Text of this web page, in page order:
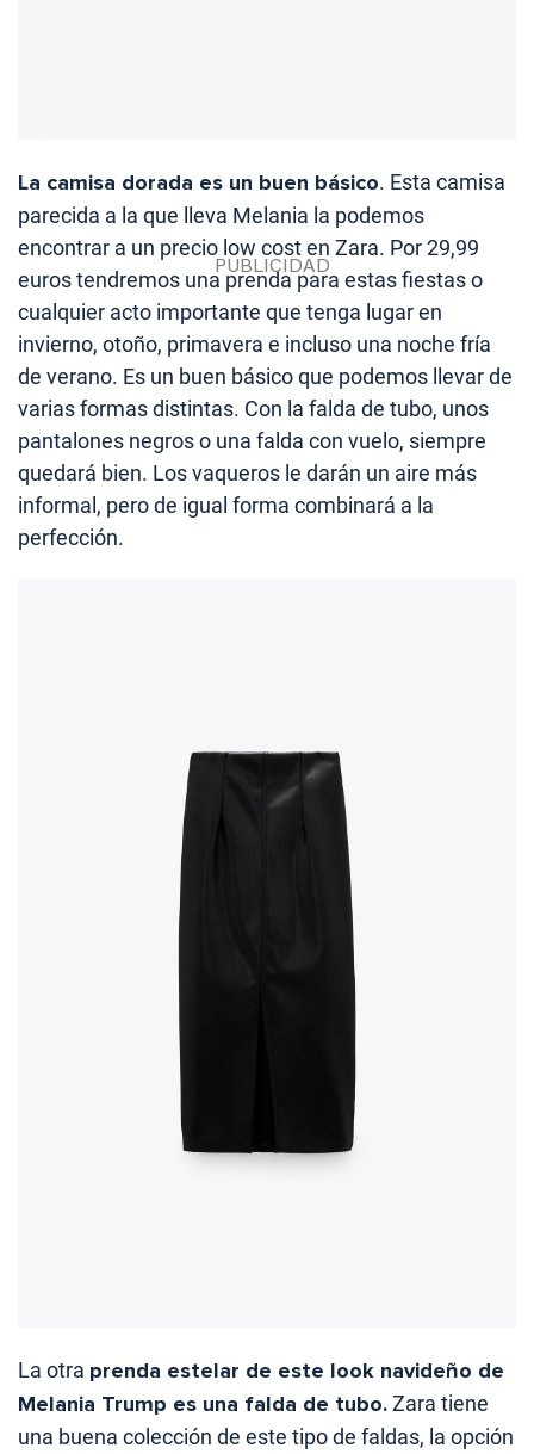
La camisa dorada es un buen básico. Esta camisa
parecida a la que lleva Melania la podemos
encontrar a un precio low cost en Zara. Por 29,99
euros tendremos una prenda para estas fiestas o
cualquier acto importante que tenga lugar en
invierno, otoño, primavera e incluso una noche fría
de verano. Es un buen básico que podemos llevar de
varias formas distintas. Con la falda de tubo, unos
pantalones negros o una falda con vuelo, siempre
quedará bien. Los vaqueros le darán un aire más
informal, pero de igual forma combinará a la
perfección.
La otra prenda estelar de este look navideño de
Melania Trump es una falda de tubo.Zara tiene
una buena colección de este tipo de faldas, la opción